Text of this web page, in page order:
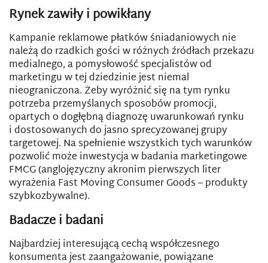
Rynek zawiły i powikłany
Kampanie reklamowe płatków śniadaniowych nie
należą do rzadkich gości w różnych źródłach przekazu
medialnego, a pomysłowość specjalistów od
marketingu w tej dziedzinie jest niemal
nieograniczona. Żeby wyróżnić się na tym rynku
potrzeba przemyślanych sposobów promocji,
opartych o dogłębną diagnozę uwarunkowań rynku
i dostosowanych do jasno sprecyzowanej grupy
targetowej. Na spełnienie wszystkich tych warunków
pozwolić może inwestycja w badania marketingowe
FMCG (anglojęzyczny akronim pierwszych liter
wyrażenia Fast Moving Consumer Goods – produkty
szybkozbywalne).
Badacze i badani
Najbardziej interesującą cechą współczesnego
konsumenta jest zaangażowanie, powiązane